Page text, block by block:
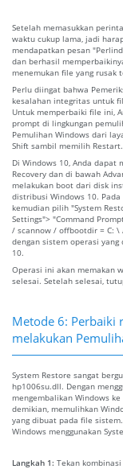
Setelah memasukkan
waktu cukup lama, jadi
mendapatkan pesan
dan berhasil
menemukan file yang
Perlu diingat bahwa
kesalahan integritas untuk
Untuk memperbaiki file ini,
prompt di lingkungan
Pemulihan Windows dari
Shift sambil memilih Restart.
Di Windows 10, Anda dapat
Recovery dan di bawah
melakukan boot dari disk
distribusi Windows 10.
kemudian pilih "System
Settings"> "Command
/ scannow / offbootdir = C: \
dengan sistem operasi
10.
Operasi ini akan memakan
selesai. Setelah selesai,
Metode 6: Perbaiki
melakukan
System Restore sangat
hp1006su.dll. Dengan
mengembalikan Windows
demikian, memulihkan
yang dibuat pada file
Windows menggunakan
Langkah 1: Tekan